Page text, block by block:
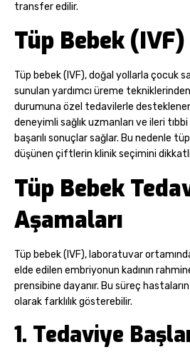
transfer edilir.
Tüp Bebek
Tüp bebek (IVF), doğal yollarla çocuk
sunulan yardımcı üreme
durumuna özel tedavilerle
deneyimli sağlık uzmanları ve ileri
başarılı sonuçlar sağlar. Bu nedenle
düşünen çiftlerin klinik seçimini
Tüp Bebek
Aşamaları
Tüp bebek (IVF), laboratuvar
elde edilen embriyonun kadının
prensibine dayanır. Bu süreç
olarak farklılık gösterebilir.
1. Tedaviye